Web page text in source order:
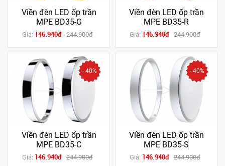
Viền đèn LED ốp trần
MPE BD35-G
Giá: 146.940đ 244.900đ
Viền đèn LED ốp trần
MPE BD35-R
Giá: 146.940đ 244.900đ
- 40%
Viền đèn LED ốp trần
MPE BD35-C
Giá: 146.940đ 244.900đ
- 40%
Viền đèn LED ốp trần
MPE BD35-S
Giá: 146.940đ 244.900đ